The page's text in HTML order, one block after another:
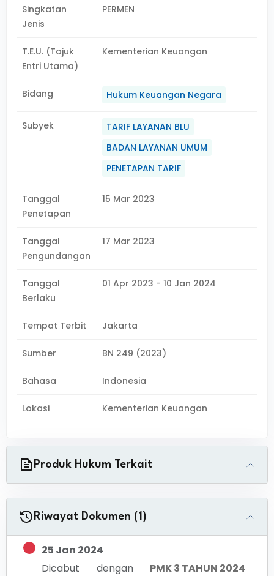
Singkatan
Jenis
PERMEN
T.E.U. (Tajuk
Entri Utama)
Kementerian Keuangan
Bidang Hukum Keuangan Negara
Subyek
TARIF LAYANAN BLU
BADAN LAYANAN UMUM
PENETAPAN TARIF
Tanggal
Penetapan
15 Mar 2023
Tanggal
Pengundangan
17 Mar 2023
Tanggal
Berlaku
01 Apr 2023 - 10 Jan 2024
Tempat Terbit Jakarta
Sumber BN 249 (2023)
Bahasa Indonesia
Lokasi Kementerian Keuangan
Produk Hukum Terkait
Riwayat Dokumen (1)
25 Jan 2024
Dicabut dengan
PMK 3 TAHUN 2024